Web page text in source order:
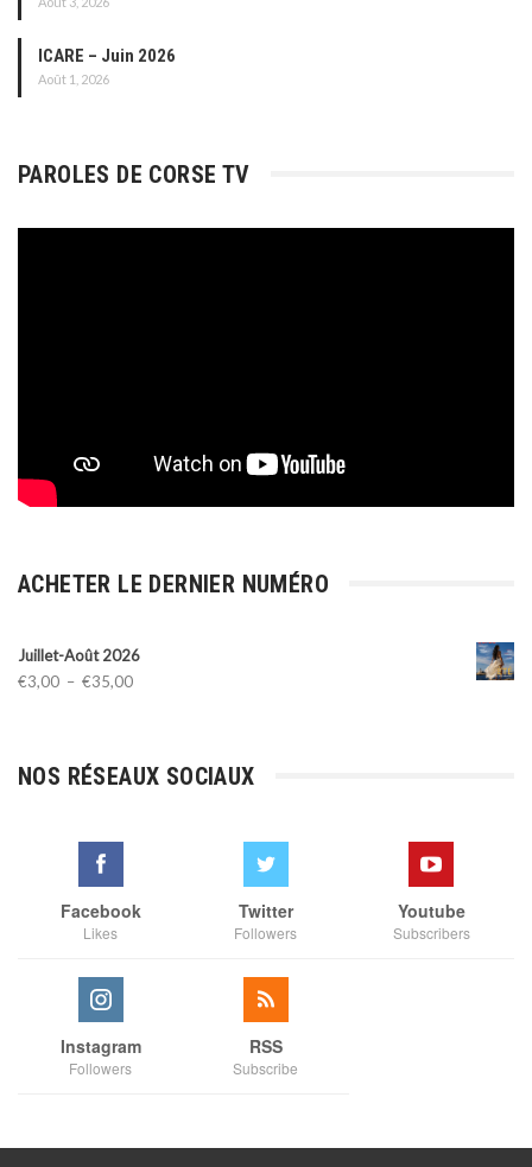
ICARE – Juin 2026
Août 1, 2026
PAROLES DE CORSE TV
ACHETER LE DERNIER NUMÉRO
Juillet-Août 2026
€3,00 – €35,00Plage
à
NOS RÉSEAUX SOCIAUX
Facebook
Likes
Twitter
Followers
Youtube
Subscribers
Instagram
Followers
RSS
Subscribe